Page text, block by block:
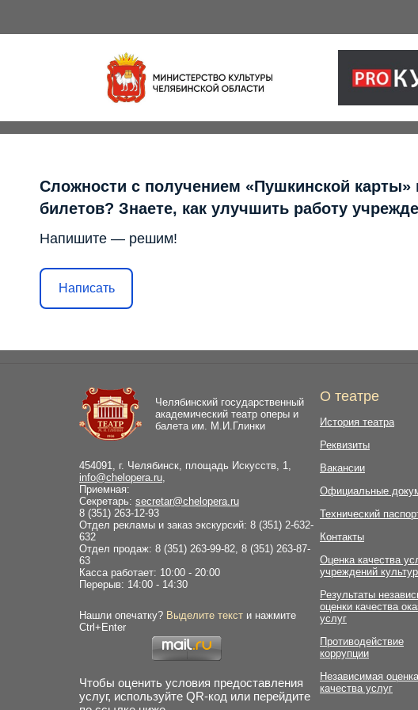
Сложности с получением «Пушкинской карты»
билетов? Знаете, как улучшить работу
Напишите — решим!
Написать
Челябинский государственный
академический театр оперы и
балета им. М.И.Глинки
454091, г. Челябинск, площадь Искусств, 1,
info@chelopera.ru
Приемная:
Секретарь: secretar@chelopera.ru
8 (351) 263-12-93
Отдел рекламы и заказ экскурсий: 8 (351) 2-632-
632
Отдел продаж: 8 (351) 263-99-82, 8 (351) 263-87-
63
Касса работает: 10:00 - 20:00
Перерыв: 14:00 - 14:30
Нашли опечатку? Выделите текст и нажмите
Ctrl+Enter
Чтобы оценить условия предоставления
услуг, используйте QR-код или перейдите
О театре
История театра
Реквизиты
Вакансии
Официальные
Технический
Контакты
Оценка качества
учреждений
Результаты
оценки качества
услуг
Противодействие
коррупции
Независимая оценка
качества услуг